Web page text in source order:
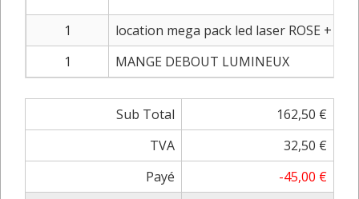
1
location mega pack led laser ROSE +
1
MANGE DEBOUT LUMINEUX
Sub Total
162,50 €
TVA
32,50 €
Payé
-45,00 €